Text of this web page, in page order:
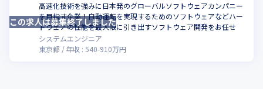
高速化技術を強みに日本発のグローバルソフトウェアカンパニー
を目指す企業！自動運転を実現するためのソフトウェアなどハー
ドウェアの性能を最大限に引き出すソフトウェア開発をお任せ
システムエンジニア
東京都
年収 :540-910万円
この求人は募集終了しました